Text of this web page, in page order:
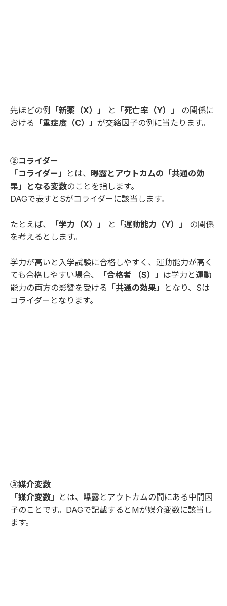
先ほどの例 「新薬（X）」 と 「死亡率（Y）」
の関係に
おける 「重症度（C）」 が交絡因子の例に当たります。
②コライダー
「コライダー」
とは、 曝露とアウトカムの「共通の効
果」となる変数のことを指します。
DAGで表すとSがコライダーに該当します。
たとえば、 「学力（X）」 と 「運動能力（Y）」
の関係
を考えるとします。
学力が高いと入学試験に合格しやすく、運動能力が高く
ても合格しやすい場合、
「合格者 （S）」 は学力と運動
能力の両方の影響を受ける 「共通の効果」
となり、Sは
コライダーとなります。
③媒介変数
「媒介変数」
とは、曝露とアウトカムの間にある中間因
子のことです。DAGで記載するとMが媒介変数に該当し
ます。